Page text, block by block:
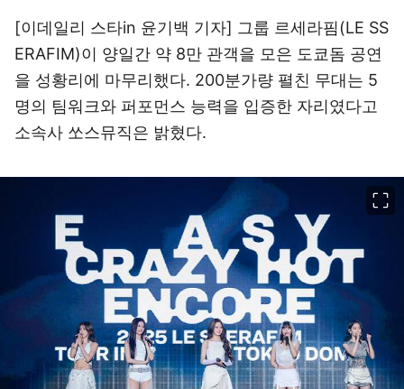
[이데일리 스타in 윤기백 기자] 그룹 르세라핌(LE SS
ERAFIM)이 양일간 약 8만 관객을 모은 도쿄돔 공연
을 성황리에 마무리했다. 200분가량 펼친 무대는 5
명의 팀워크와 퍼포먼스 능력을 입증한 자리였다고
소속사 쏘스뮤직은 밝혔다.